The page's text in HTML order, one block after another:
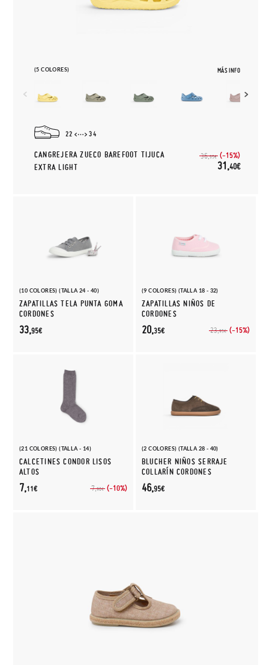
(5 COLORES) MÁS INFO
22 34
CANGREJERA ZUECO BAREFOOT TIJUCA
EXTRA LIGHT
36,95€ (-15%)
31,40€
(10 COLORES) (TALLA 24 - 40)
ZAPATILLAS TELA PUNTA GOMA
CORDONES
33,95€
(9 COLORES) (TALLA 18 - 32)
ZAPATILLAS NIÑOS DE
CORDONES
23,95€ (-15%)
20,35€
(21 COLORES) (TALLA - 14)
CALCETINES CONDOR LISOS
ALTOS
7,90€ (-10%)
7,11€
(2 COLORES) (TALLA 28 - 40)
BLUCHER NIÑOS SERRAJE
COLLARÍN CORDONES
46,95€